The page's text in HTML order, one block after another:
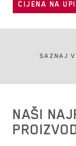
CIJENA NA
SAZNAJ
NAŠI